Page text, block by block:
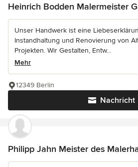
Heinrich Bodden Malermeister
Unser Handwerk ist eine
Instandhaltung und Renovierung von
Projekten. Wir Gestalten, Entw...
Mehr
Nachricht
12349 Berlin
Philipp Jahn Meister des